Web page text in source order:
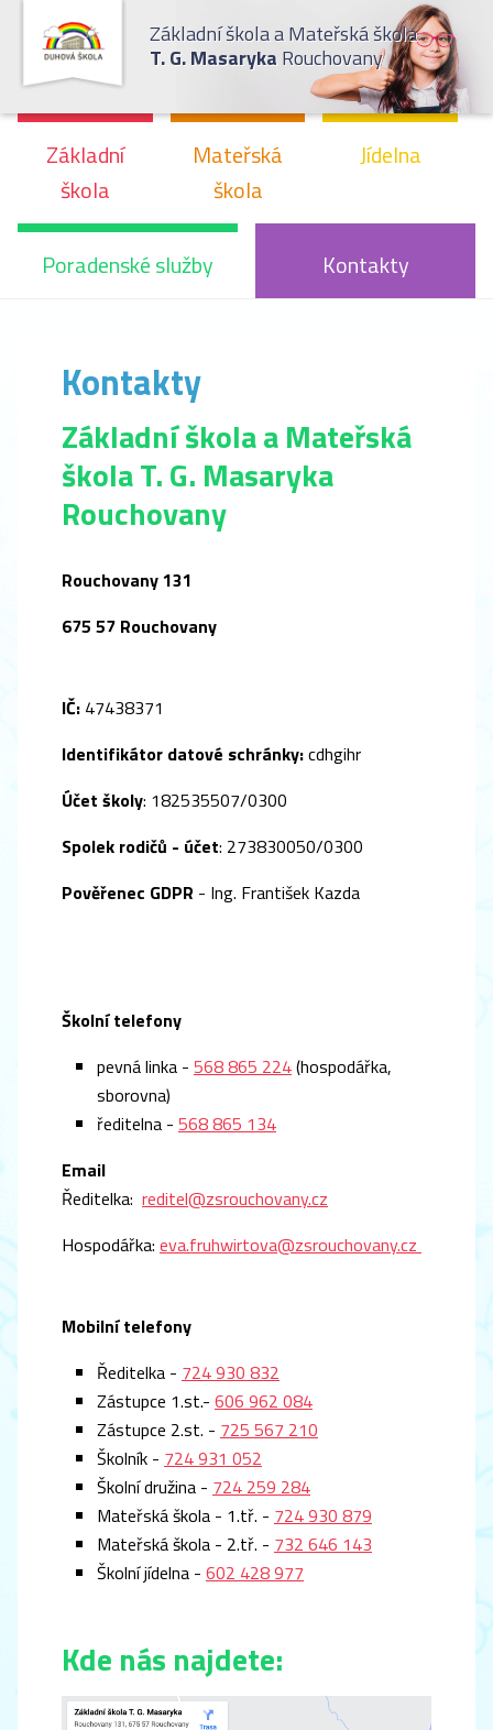
Základní škola a Mateřská škola
T. G. MasarykaRouchovany
Základní
škola
Mateřská
škola
Jídelna
Poradenské služby Kontakty
Kontakty
Základní škola a Mateřská
škola T. G. Masaryka
Rouchovany
Rouchovany 131
675 57 Rouchovany
IČ: 47438371
Identifikátor datové schránky:cdhgihr
Účet školy: 182535507/0300
Spolek rodičů - účet: 273830050/0300
Pověřenec GDPR - Ing. František Kazda
Školní telefony
pevná linka - 568 865 224(hospodářka,
sborovna)
ředitelna - 568 865 134
Email
Ředitelka: reditel@zsrouchovany.cz
Hospodářka: eva.fruhwirtova@zsrouchovany.cz
Mobilní telefony
Ředitelka - 724 930 832
Zástupce 1.st.- 606 962 084
Zástupce 2.st. - 725 567 210
Školník - 724 931 052
Školní družina - 724 259 284
Mateřská škola - 1.tř. - 724 930 879
Mateřská škola - 2.tř. - 732 646 143
Školní jídelna - 602 428 977
Kde nás najdete: